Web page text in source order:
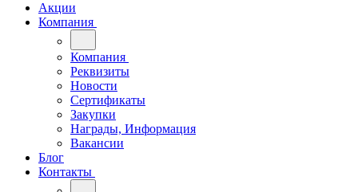
Акции
Компания
Компания
Реквизиты
Новости
Сертификаты
Закупки
Награды, Информация
Вакансии
Блог
Контакты